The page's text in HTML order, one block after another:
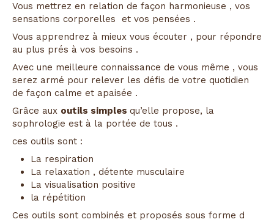
Vous mettrez en relation de façon harmonieuse , vos
sensations corporelles et vos pensées .
Vous apprendrez à mieux vous écouter , pour répondre
au plus prés à vos besoins .
Avec une meilleure connaissance de vous même , vous
serez armé pour relever les défis de votre quotidien
de façon calme et apaisée .
Grâce aux outils simples qu’elle propose, la
sophrologie est à la portée de tous .
ces outils sont :
La respiration
La relaxation , détente musculaire
La visualisation positive
la répétition
Ces outils sont combinés et proposés sous forme d